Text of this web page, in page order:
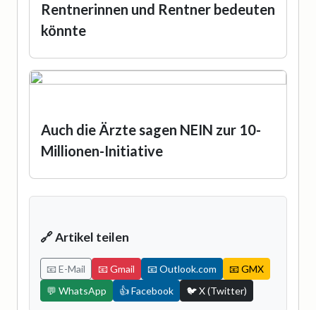
Rentnerinnen und Rentner bedeuten
könnte
Auch die Ärzte sagen NEIN zur 10-
Millionen-Initiative
🔗 Artikel teilen
📧 E-Mail 📧 Gmail 📧 Outlook.com
📧 GMX
💬 WhatsApp
👍 Facebook 🐦 X (Twitter)